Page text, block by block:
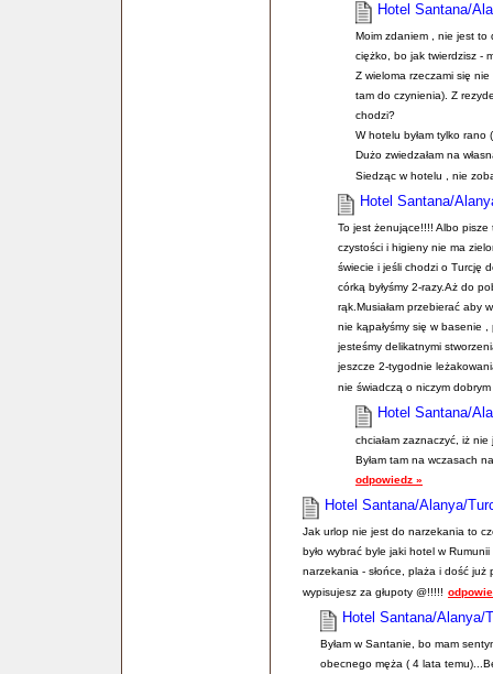
Hotel Santana/
Moim zdaniem , nie jest
ciężko, bo jak twierdzisz -
Z wieloma rzeczami się
tam do czynienia). Z
chodzi?
W hotelu byłam tylko rano
Dużo zwiedzałam na
Siedząc w hotelu , nie
Hotel Santana/
To jest żenujące!!!! Albo
czystości i higieny nie ma
świecie i jeśli chodzi o Turcję
córką byłyśmy 2-razy.Aż do
rąk.Musiałam przebierać aby
nie kąpałyśmy się w basenie
jesteśmy delikatnymi
jeszcze 2-tygodnie
nie świadczą o niczym
Hotel Santana/
chciałam zaznaczyć, iż
Byłam tam na wczasach
odpowiedz »
Hotel Santana/Alanya/
Jak urlop nie jest do narzekania to
było wybrać byle jaki hotel w
narzekania - słońce, plaża i dość
wypisujesz za głupoty @!!!!!
Hotel Santana/Alanya/
Byłam w Santanie, bo mam
obecnego męża ( 4 lata